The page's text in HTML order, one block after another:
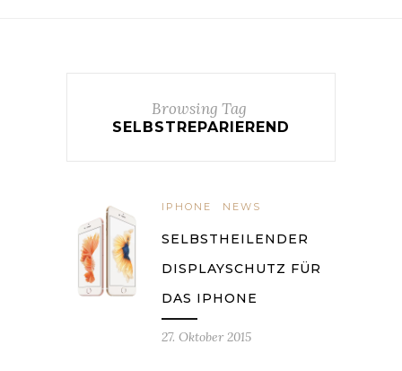
Browsing Tag
SELBSTREPARIEREND
IPHONE NEWS
SELBSTHEILENDER
DISPLAYSCHUTZ FÜR
DAS IPHONE
27. Oktober 2015